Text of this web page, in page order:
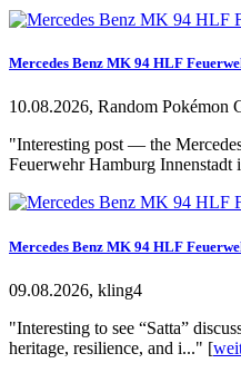
Mercedes Benz MK 94 HLF
10.08.2026, Random Pokémon
"Interesting post — the
Feuerwehr Hamburg Innenstadt
Mercedes Benz MK 94 HLF
09.08.2026, kling4
"Interesting to see “Satta”
heritage, resilience, and i..." [